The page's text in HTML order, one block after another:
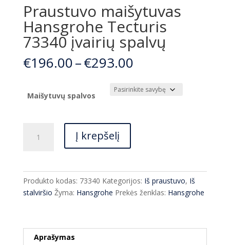
Praustuvo maišytuvas
Hansgrohe Tecturis
73340 įvairių spalvų
€196.00–€293.00Price
€196.00
through
Maišytuvų spalvos
kiekis:
Hansgrohe
Tecturis
Į krepšelį
Produkto kodas: 73340 Kategorijos: Iš praustuvo, Iš
stalviršio Žyma: Hansgrohe Prekės ženklas: Hansgrohe
Aprašymas